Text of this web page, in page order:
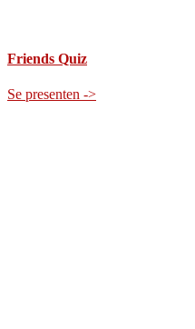
Friends Quiz
Se presenten ->